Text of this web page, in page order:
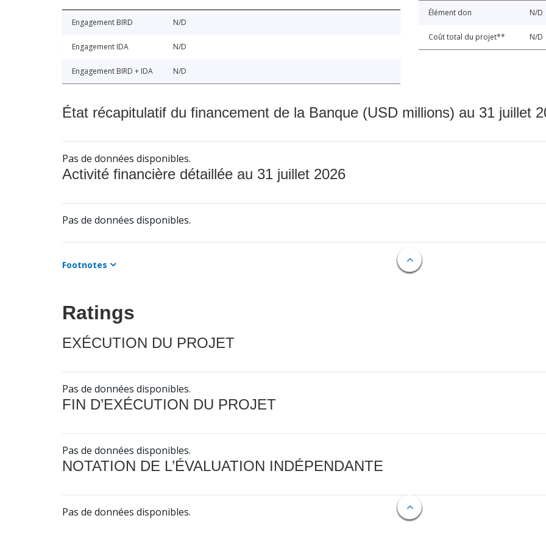
Engagement BIRD N/D
Engagement IDA N/D
Engagement BIRD + IDA N/D
Élément don N/D
Coût total du projet** N/D
État récapitulatif du financement de la Banque (USD millions) au 31 juillet
Pas de données disponibles.
Activité financière détaillée au 31 juillet 2026
Pas de données disponibles.
Footnotes
Ratings
EXÉCUTION DU PROJET
Pas de données disponibles.
FIN D’EXÉCUTION DU PROJET
Pas de données disponibles.
NOTATION DE L’ÉVALUATION INDÉPENDANTE
Pas de données disponibles.